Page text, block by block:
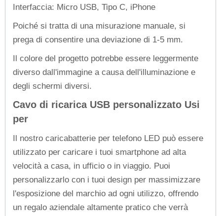
Interfaccia: Micro USB, Tipo C, iPhone
Poiché si tratta di una misurazione manuale, si
prega di consentire una deviazione di 1-5 mm.
Il colore del progetto potrebbe essere leggermente
diverso dall'immagine a causa dell'illuminazione e
degli schermi diversi.
Cavo di ricarica USB personalizzato Usi
per
Il nostro caricabatterie per telefono LED può essere
utilizzato per caricare i tuoi smartphone ad alta
velocità a casa, in ufficio o in viaggio. Puoi
personalizzarlo con i tuoi design per massimizzare
l'esposizione del marchio ad ogni utilizzo, offrendo
un regalo aziendale altamente pratico che verrà